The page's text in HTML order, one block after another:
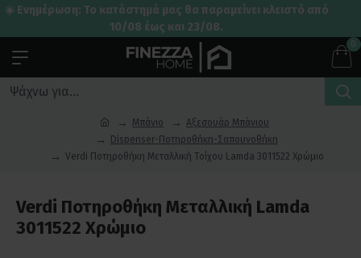
☀️ Ενημέρωση: Το κατάστημά μας θα παραμείνει κλειστό από
10/08 έως και 23/08.
0
Μπάνιο
Αξεσουάρ Μπάνιου
Dispenser-Ποτηροθήκη-Σαπουνοθήκη
Verdi Ποτηροθήκη Μεταλλική Τοίχου Lamda 3011522 Χρώμιο
Verdi Ποτηροθήκη Μεταλλική Lamda
3011522 Χρώμιο